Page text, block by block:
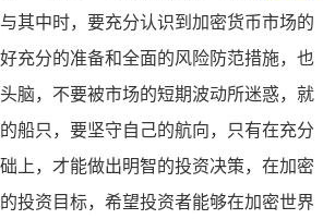
其中时，要充分认识到加密货币市场的
充分的准备和全面的风险防范措施，也
脑，不要被市场的短期波动所迷惑，就
船只，要坚守自己的航向，只有在充分
上，才能做出明智的投资决策，在加密
投资目标，希望投资者能够在加密世界